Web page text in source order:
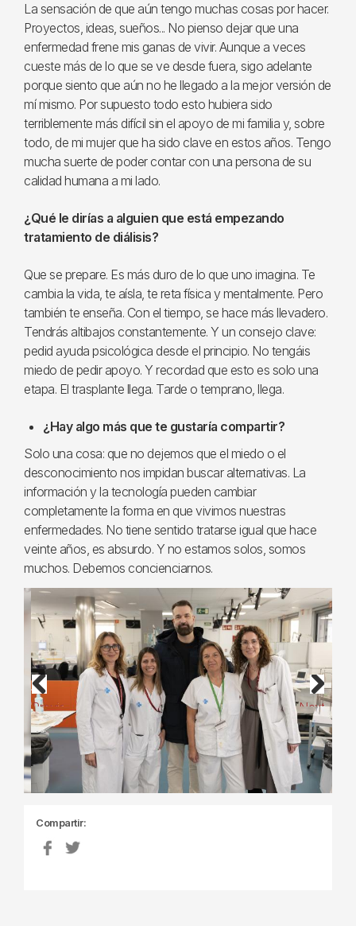
La sensación de que aún tengo muchas cosas por hacer.
Proyectos, ideas, sueños... No pienso dejar que una
enfermedad frene mis ganas de vivir. Aunque a veces
cueste más de lo que se ve desde fuera, sigo adelante
porque siento que aún no he llegado a la mejor versión de
mí mismo. Por supuesto todo esto hubiera sido
terriblemente más difícil sin el apoyo de mi familia y, sobre
todo, de mi mujer que ha sido clave en estos años. Tengo
mucha suerte de poder contar con una persona de su
calidad humana a mi lado.
¿Qué le dirías a alguien que está empezando
tratamiento de diálisis?
Que se prepare. Es más duro de lo que uno imagina. Te
cambia la vida, te aísla, te reta física y mentalmente. Pero
también te enseña. Con el tiempo, se hace más llevadero.
Tendrás altibajos constantemente. Y un consejo clave:
pedid ayuda psicológica desde el principio. No tengáis
miedo de pedir apoyo. Y recordad que esto es solo una
etapa. El trasplante llega. Tarde o temprano, llega.
¿Hay algo más que te gustaría compartir?
Solo una cosa: que no dejemos que el miedo o el
desconocimiento nos impidan buscar alternativas. La
información y la tecnología pueden cambiar
completamente la forma en que vivimos nuestras
enfermedades. No tiene sentido tratarse igual que hace
veinte años, es absurdo. Y no estamos solos, somos
muchos. Debemos concienciarnos.
Previous Next
Compartir: